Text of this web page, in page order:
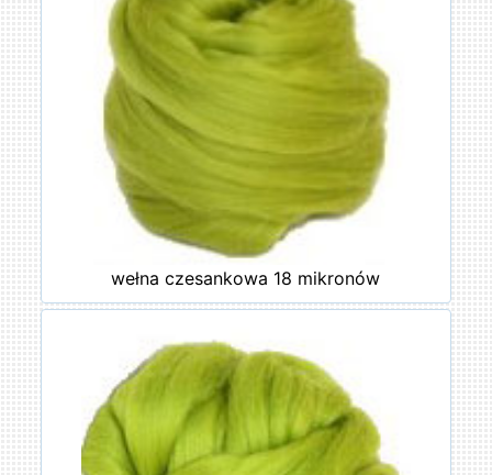
wełna czesankowa 18 mikronów